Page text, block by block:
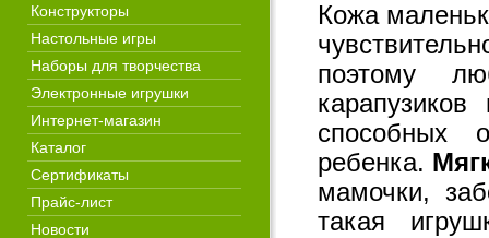
Конструкторы
Настольные игры
Наборы для творчества
Электронные игрушки
Интернет-магазин
Каталог
Сертификаты
Прайс-лист
Новости
Кожа
поэтому
способных
ребенка.
мамочки,
такая